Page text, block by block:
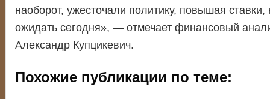
наоборот, ужесточали политику, повышая ставки,
ожидать сегодня», — отмечает финансовый
Александр Купцикевич.
Похожие публикации по теме: